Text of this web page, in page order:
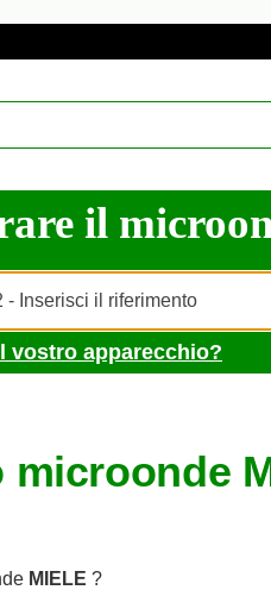
il
vostro apparecchio?
MIELE ?